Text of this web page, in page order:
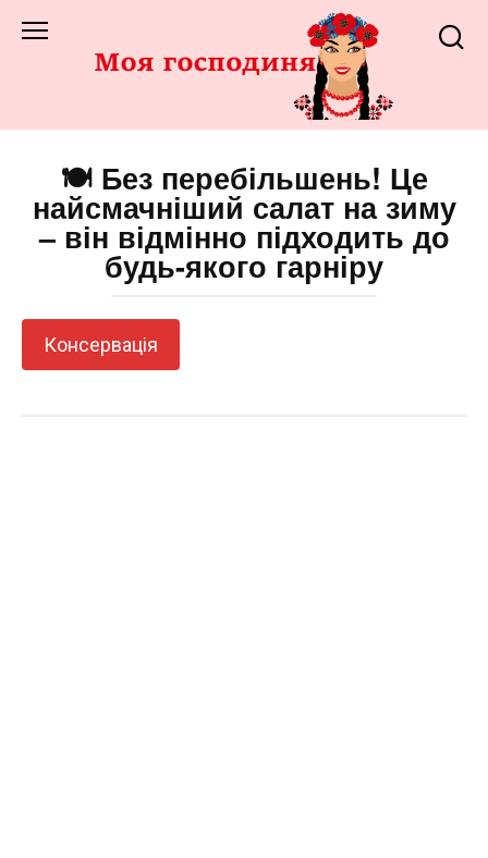
до
🍽️ Без перебільшень! Це
найсмачніший салат на зиму
– він відмінно підходить до
будь-якого гарніру
Консервація